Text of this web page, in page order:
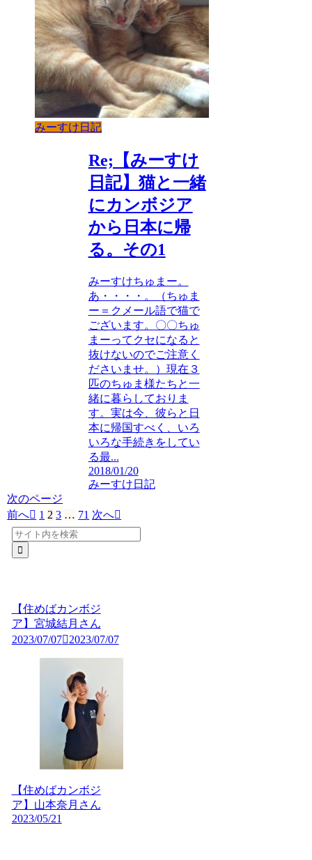
みーすけ日記
Re;【みーすけ
日記】猫と一緒
にカンボジア
から日本に帰
る。その1
みーすけちゅまー。
あ・・・・。（ちゅま
ー＝クメール語で猫で
ございます。〇〇ちゅ
まーってクセになると
抜けないのでご注意く
ださいませ。）現在３
匹のちゅま様たちと一
緒に暮らしておりま
す。実は今、彼らと日
本に帰国すべく、いろ
いろな手続きをしてい
る最...
2018/01/20
みーすけ日記
次のページ
前へ
1 2 3 … 71 次へ
【住めばカンボジ
ア】宮城結月さん
2023/07/07
2023/07/07
【住めばカンボジ
ア】山本奈月さん
2023/05/21